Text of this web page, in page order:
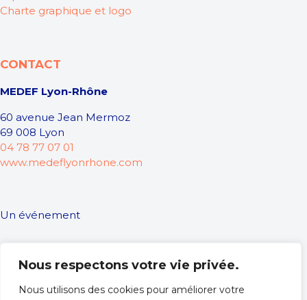
Nous respectons votre vie privée.
Nous utilisons des cookies pour améliorer votre
Charte graphique et logo
CONTACT
MEDEF Lyon-Rhône
60 avenue Jean Mermoz
69 008 Lyon
04 78 77 07 01
www.medeflyonrhone.com
Un événement